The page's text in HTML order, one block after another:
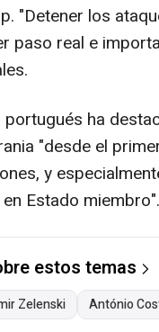
"Detener los
paso real e
ha
"desde el
y
Estado miembro".
estos temas
Zelenski António